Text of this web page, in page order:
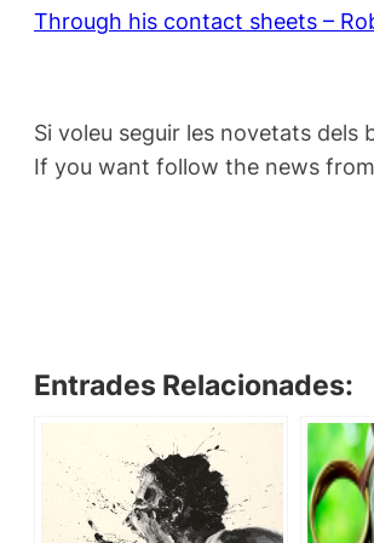
Through his contact sheets –
Si voleu seguir les novetats dels
If you want follow the news
Entrades Relacionades: